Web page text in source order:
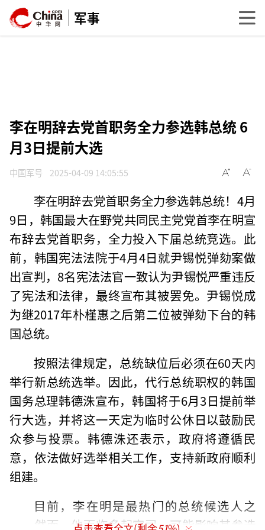
军事
李在明辞去党首职务全力参选韩总统 6
月3日提前大选
中国军号 2025-04-09 14:05:55
李在明辞去党首职务全力参选韩总统！4月
9日，韩国最大在野党共同民主党党首李在明宣
布辞去党首职务，全力投入下届总统竞选。此
前，韩国宪法法院于4月4日就尹锡悦弹劾案做
出宣判，8名宪法法官一致认为尹锡悦严重违反
了宪法和法律，最终宣布其被罢免。尹锡悦成
为继2017年朴槿惠之后第二位被弹劾下台的韩
国总统。
按照法律规定，总统缺位后必须在60天内
举行新总统选举。因此，代行总统职权的韩国
国务总理韩德洙宣布，韩国将于6月3日提前举
行大选，并将这一天定为临时公休日以鼓励民
众参与投票。韩德洙还表示，政府将遵循民
意，依法做好选举相关工作，支持新政府顺利
组建。
目前，李在明是最热门的总统候选人之
一。然而，他面临多起官司，可能影响其参选